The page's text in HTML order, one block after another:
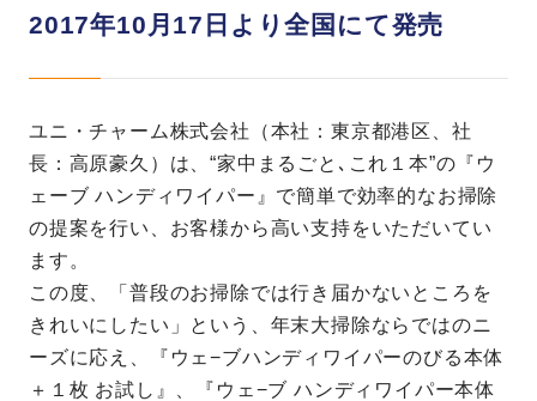
2017年10月17日より全国にて発売
ユニ・チャーム株式会社（本社：東京都港区、社
長：高原豪久）は、“家中まるごと､これ１本”の『ウ
ェーブ ハンディワイパー』で簡単で効率的なお掃除
の提案を行い、お客様から高い支持をいただいてい
ます。
この度、「普段のお掃除では行き届かないところを
きれいにしたい」という、年末大掃除ならではのニ
ーズに応え、『ウェ−ブハンディワイパーのびる本体
＋１枚 お試し』、『ウェ−ブ ハンディワイパー本体